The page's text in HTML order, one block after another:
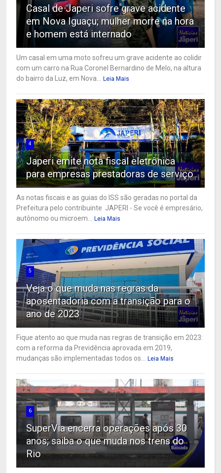
Casal de Japeri sofre grave acidente
em Nova Iguaçu; mulher morre na hora
e homem está internado
Um casal em uma moto sofreu um grave acidente ao colidir
com um carro na Rua Coronel Bernardino de Melo, na altura
do bairro da Luz, em Nova...
Leia Mais
4
Japeri emite nota fiscal eletrônica
para empresas prestadoras de serviço
As notas fiscais e as guias do ISS são geradas no portal da
Prefeitura pelo contribuinte JAPERI - Se você é empresário,
autônomo ou microem...
Leia Mais
5
Veja o que muda nas regras da
aposentadoria com a transição para o
ano de 2023
Fique atento ao que muda nas regras de transição em 2023:
com a reforma da Previdência aprovada em 2019,
mudanças são implementadas todos os...
Leia Mais
6
SuperVia encerra operações após 30
anos; saiba o que muda nos trens do
Rio